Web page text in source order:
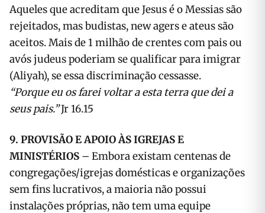
Aqueles que acreditam que Jesus é o Messias são
rejeitados, mas budistas, new agers e ateus são
aceitos. Mais de 1 milhão de crentes com pais ou
avós judeus poderiam se qualificar para imigrar
(Aliyah), se essa discriminação cessasse.
“Porque eu os farei voltar a esta terra que dei a
seus pais.”Jr 16.15
9. PROVISÃO E APOIO ÀS IGREJAS E
MINISTÉRIOS – Embora existam centenas de
congregações/igrejas domésticas e organizações
sem fins lucrativos, a maioria não possui
instalações próprias, não tem uma equipe